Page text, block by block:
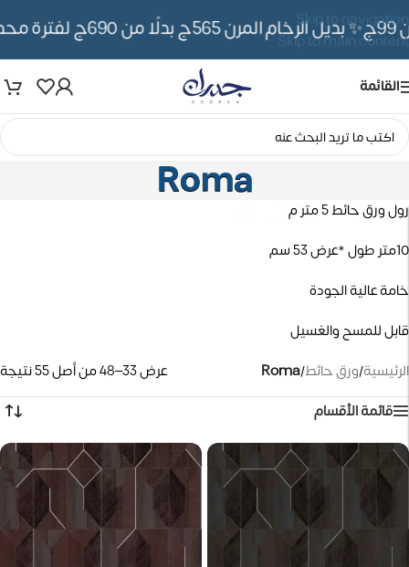
Skip to navigation
Skip to main content
✨ بديل الرخام المرن 565ج بدلًا من 690ج لفترة محدوده
القائمة
Roma
رول ورق حائط 5 متر م
10متر طول *عرض 53 سم
خامة عالية الجودة
قابل للمسح والغسيل
الرئيسية/ورق حائط/
Roma
عرض 33–48 من أصل 55 نتيجة
قائمة الأقسام